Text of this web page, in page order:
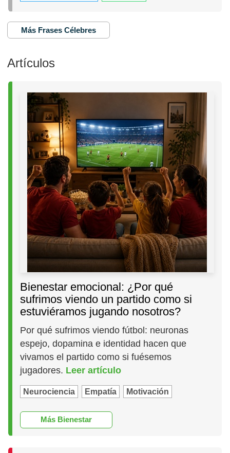
Más Frases Célebres
Artículos
Bienestar emocional: ¿Por qué
sufrimos viendo un partido como si
estuviéramos jugando nosotros?
Por qué sufrimos viendo fútbol: neuronas
espejo, dopamina e identidad hacen que
vivamos el partido como si fuésemos
jugadores. Leer artículo
Neurociencia Empatía Motivación
Más Bienestar